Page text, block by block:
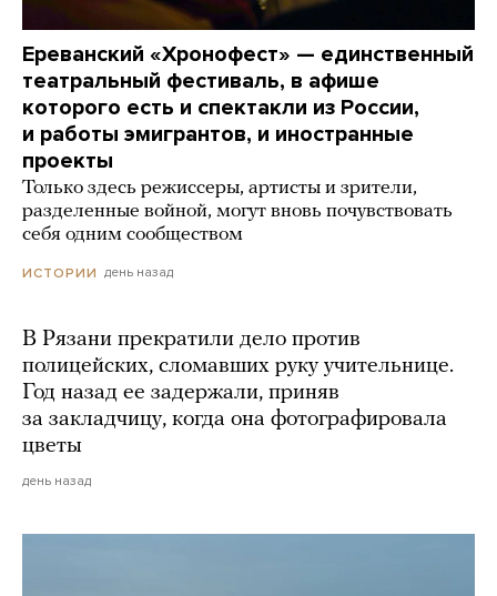
Ереванский «Хронофест» — единственный
театральный фестиваль, в афише
которого есть и спектакли из России,
и работы эмигрантов, и иностранные
проекты
Только здесь режиссеры, артисты и зрители,
разделенные войной, могут вновь почувствовать
себя одним сообществом
ИСТОРИИ день назад
В Рязани прекратили дело против
полицейских, сломавших руку учительнице.
Год назад ее задержали, приняв
за закладчицу, когда она фотографировала
цветы
день назад